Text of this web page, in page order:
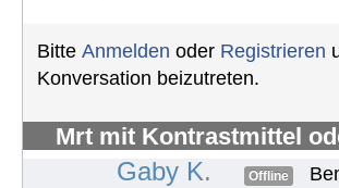
Bitte Anmelden oder Registrieren
Konversation beizutreten.
Mrt mit Kontrastmittel
Gaby K. Offline